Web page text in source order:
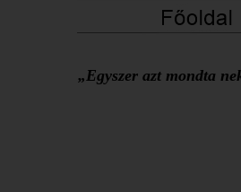
„Egyszer azt mondta